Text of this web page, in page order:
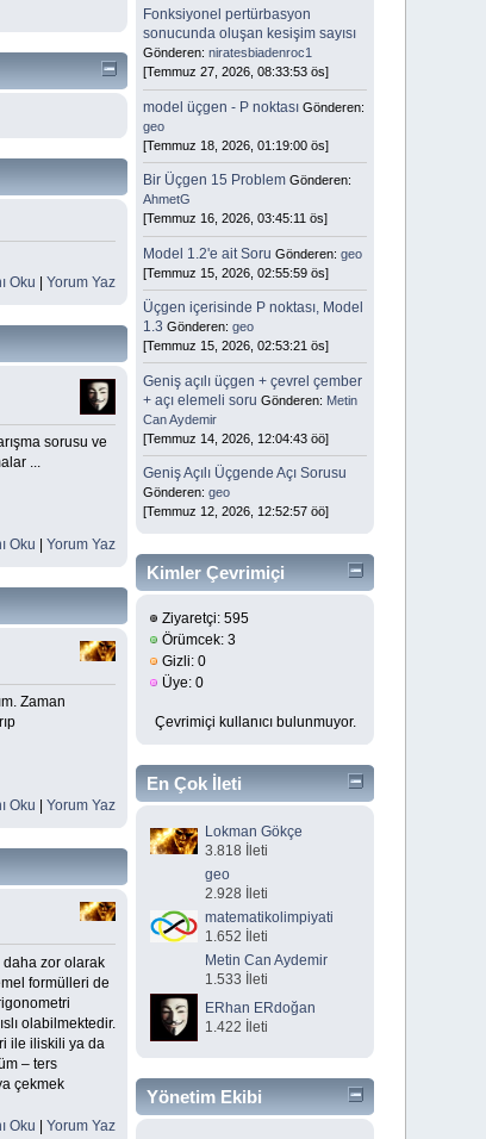
Oku |Yorum Yaz
sorusu ve
...
Oku |Yorum Yaz
Zaman
Oku |Yorum Yaz
daha zor olarak
formülleri de
olabilmektedir.
ile iliskili ya da
– ters
çekmek
Oku |Yorum Yaz
Fonksiyonel pertürbasyon
sonucunda oluşan kesişim sayısı
Gönderen:niratesbiadenroc1
[Temmuz 27, 2026, 08:33:53 ös]
model üçgen - P noktası Gönderen:
geo
[Temmuz 18, 2026, 01:19:00 ös]
Bir Üçgen 15 Problem Gönderen:
AhmetG
[Temmuz 16, 2026, 03:45:11 ös]
Model 1.2'e ait Soru Gönderen:geo
[Temmuz 15, 2026, 02:55:59 ös]
Üçgen içerisinde P noktası, Model
1.3 Gönderen:geo
[Temmuz 15, 2026, 02:53:21 ös]
Geniş açılı üçgen + çevrel çember
+ açı elemeli soru Gönderen: Metin
Can Aydemir
[Temmuz 14, 2026, 12:04:43 öö]
Geniş Açılı Üçgende Açı Sorusu
Gönderen:geo
[Temmuz 12, 2026, 12:52:57 öö]
Kimler Çevrimiçi
Ziyaretçi: 595
Örümcek: 3
Gizli: 0
Üye: 0
Çevrimiçi kullanıcı bulunmuyor.
En Çok İleti
Lokman Gökçe
3.818 İleti
geo
2.928 İleti
matematikolimpiyati
1.652 İleti
Metin Can Aydemir
1.533 İleti
ERhan ERdoğan
1.422 İleti
Yönetim Ekibi